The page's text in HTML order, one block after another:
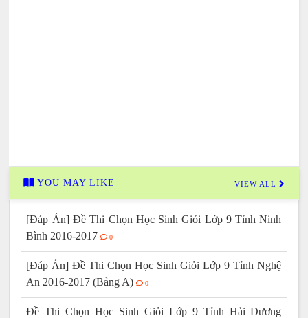
YOU MAY LIKE VIEW ALL
[Đáp Án] Đề Thi Chọn Học Sinh Giỏi Lớp 9 Tỉnh Ninh
Bình 2016-2017
0
[Đáp Án] Đề Thi Chọn Học Sinh Giỏi Lớp 9 Tỉnh Nghệ
An 2016-2017 (Bảng A)
0
Đề Thi Chọn Học Sinh Giỏi Lớp 9 Tỉnh Hải Dương